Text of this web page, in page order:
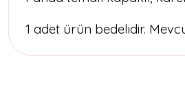
1 adet ürün bedelidir.